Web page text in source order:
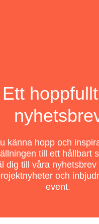
Ett
känna hopp och
till ett hållbart
dig till våra nyhetsbrev
och
event.